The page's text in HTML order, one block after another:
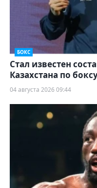
БОКС
Стал известен
Казахстана по
04 августа 2026 09:44